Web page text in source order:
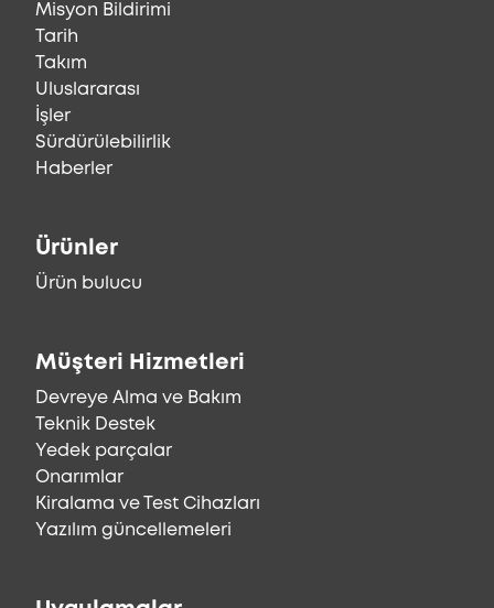
Misyon Bildirimi
Tarih
Takım
Uluslararası
İşler
Sürdürülebilirlik
Haberler
Ürünler
Ürün bulucu
Müşteri Hizmetleri
Devreye Alma ve Bakım
Teknik Destek
Yedek parçalar
Onarımlar
Kiralama ve Test Cihazları
Yazılım güncellemeleri